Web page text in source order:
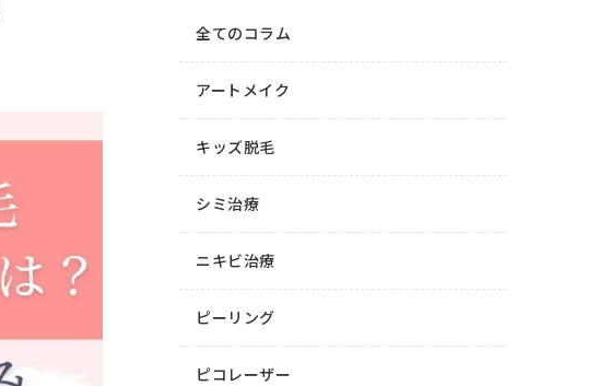
全てのコラム
アートメイク
キッズ脱毛
シミ治療
ニキビ治療
ピーリング
ピコレーザー